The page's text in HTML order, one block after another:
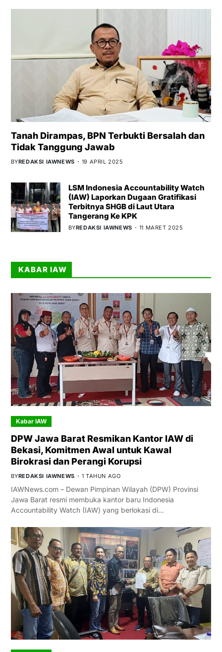
Tanah Dirampas, BPN Terbukti Bersalah dan
Tidak Tanggung Jawab
BYREDAKSI IAWNEWS 19 APRIL 2025
LSM Indonesia Accountability Watch
(IAW) Laporkan Dugaan Gratifikasi
Terbitnya SHGB di Laut Utara
Tangerang Ke KPK
BYREDAKSI IAWNEWS 11 MARET 2025
KABAR IAW
Kabar IAW
DPW Jawa Barat Resmikan Kantor IAW di
Bekasi, Komitmen Awal untuk Kawal
Birokrasi dan Perangi Korupsi
BYREDAKSI IAWNEWS 1 TAHUN AGO
IAWNews.com – Dewan Pimpinan Wilayah (DPW) Provinsi
Jawa Barat resmi membuka kantor baru Indonesia
Accountability Watch (IAW) yang berlokasi di…